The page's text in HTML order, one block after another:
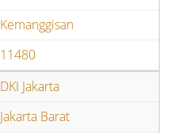
Kemanggisan
11480
DKI Jakarta
Jakarta Barat